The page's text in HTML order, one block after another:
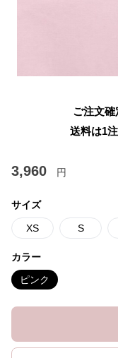
ご注文
送料は1
3,960 円
サイズ
XS S
カラー
ピンク